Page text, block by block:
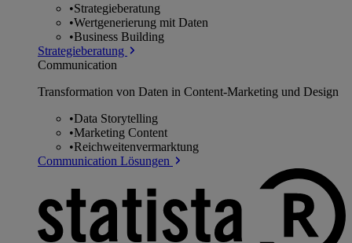
•Strategieberatung
•Wertgenerierung mit Daten
•Business Building
Strategieberatung
Communication
Transformation von Daten in Content-Marketing und Design
•Data Storytelling
•Marketing Content
•Reichweitenvermarktung
Communication Lösungen